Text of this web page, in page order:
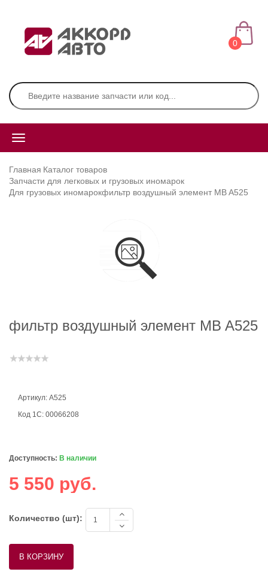
0
Главная Каталог товаров
Запчасти для легковых и грузовых иномарок
Для грузовых иномарокфильтр воздушный элемент MB A525
фильтр воздушный элемент MB A525
Артикул: A525
Код 1С: 00066208
Доступность: В наличии
5 550 руб.
Количество (шт):